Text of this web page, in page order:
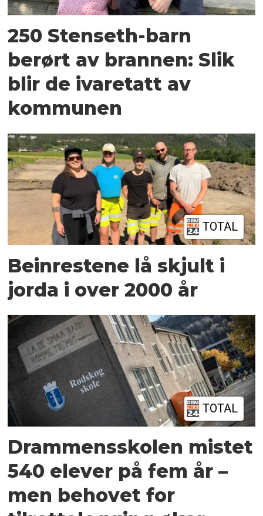
250 Stenseth-barn
berørt av brannen: Slik
blir de ivaretatt av
kommunen
TOTAL
Beinrestene lå skjult i
jorda i over 2000 år
TOTAL
Drammensskolen mistet
540 elever på fem år –
men behovet for